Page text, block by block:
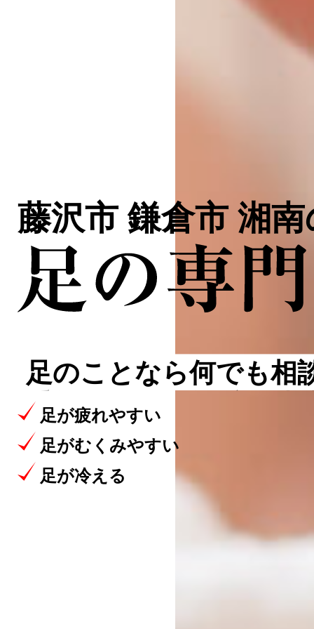
藤沢市 鎌倉市 湘南
足のことなら何でも相
足が疲れやすい
足がむくみやすい
足が冷える
手術をしない